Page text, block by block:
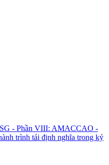
- Phần VIII: AMACCAO -
trình tái định nghĩa trong kỷ